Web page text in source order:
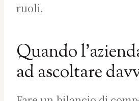
ruoli.
Quando
ad ascoltare